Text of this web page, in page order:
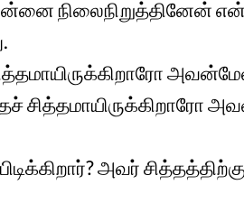
உன்னை நிலைநிறுத்தினேன்
சித்தமாயிருக்கிறாரோ
அவர்